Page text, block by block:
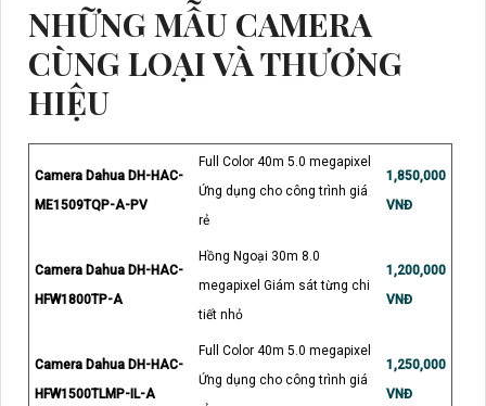
NHỮNG MẪU CAMERA
CÙNG LOẠI VÀ THƯƠNG
HIỆU
Camera Dahua DH-HAC-
ME1509TQP-A-PV
Full Color 40m 5.0 megapixel
Ứng dụng cho công trình giá
rẻ
1,850,000
VNĐ
Camera Dahua DH-HAC-
HFW1800TP-A
Hồng Ngoại 30m 8.0
megapixel Giám sát từng chi
tiết nhỏ
1,200,000
VNĐ
Camera Dahua DH-HAC-
HFW1500TLMP-IL-A
Full Color 40m 5.0 megapixel
Ứng dụng cho công trình giá
1,250,000
VNĐ